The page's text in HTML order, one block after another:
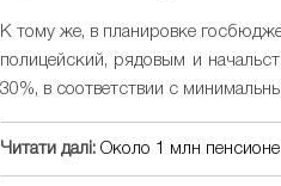
К тому же, в планировке
полицейский, рядовым и
30%, в соответствии с
Читати далі: Около 1 млн